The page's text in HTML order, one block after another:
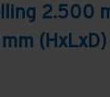
2.500